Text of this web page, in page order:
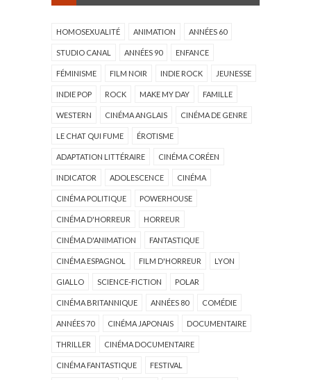
HOMOSEXUALITÉ ANIMATION ANNÉES 60
STUDIO CANAL ANNÉES 90 ENFANCE
FÉMINISME FILM NOIR INDIE ROCK JEUNESSE
INDIE POP ROCK MAKE MY DAY FAMILLE
WESTERN CINÉMA ANGLAIS CINÉMA DE GENRE
LE CHAT QUI FUME ÉROTISME
ADAPTATION LITTÉRAIRE CINÉMA CORÉEN
INDICATOR ADOLESCENCE CINÉMA
CINÉMA POLITIQUE POWERHOUSE
CINÉMA D'HORREUR HORREUR
CINÉMA D'ANIMATION FANTASTIQUE
CINÉMA ESPAGNOL FILM D'HORREUR LYON
GIALLO SCIENCE-FICTION POLAR
CINÉMA BRITANNIQUE ANNÉES 80 COMÉDIE
ANNÉES 70 CINÉMA JAPONAIS DOCUMENTAIRE
THRILLER CINÉMA DOCUMENTAIRE
CINÉMA FANTASTIQUE FESTIVAL